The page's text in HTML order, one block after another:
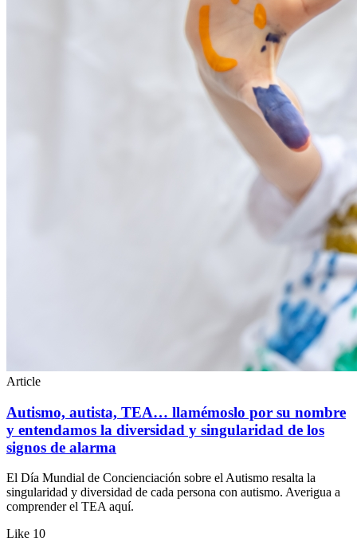
Article
Autismo, autista, TEA… llamémoslo por su nombre
y entendamos la diversidad y singularidad de los
signos de alarma
El Día Mundial de Concienciación sobre el Autismo resalta la
singularidad y diversidad de cada persona con autismo. Averigua a
comprender el TEA aquí.
Like 10